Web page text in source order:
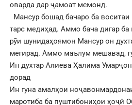
оварда дар ҷамоат мемонд.
Мансур бошад бачаро ба
тарс медиҳад. Аммо бача дигар ба
рӯи шунидаҳоямон Мансур он
мегирад. Аммо маълум мешавад,
Ин духтар Алиева Ҳалима
дорад
Ин гуна амалҳои
маротиба ба пуштибониҳои ҳоҷӣ